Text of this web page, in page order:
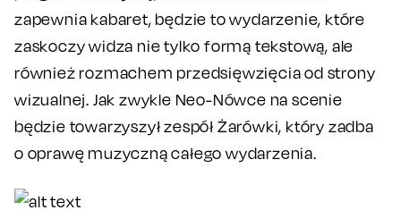
zapewnia kabaret, będzie to wydarzenie, które
zaskoczy widza nie tylko formą tekstową, ale
również rozmachem przedsięwzięcia od strony
wizualnej. Jak zwykle Neo-Nówce na scenie
będzie towarzyszył zespół Żarówki, który zadba
o oprawę muzyczną całego wydarzenia.